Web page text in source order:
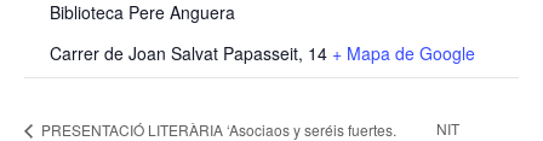
Biblioteca Pere Anguera
Carrer de Joan Salvat Papasseit, 14 + Mapa de Google
PRESENTACIÓ LITERÀRIA ‘Asociaos y seréis fuertes.
NIT